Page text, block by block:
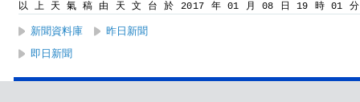
以 上 天 氣 稿 由 天 文 台 於 2017 年 01 月 08 日 19 時 01
新聞資料庫
昨日新聞
即日新聞